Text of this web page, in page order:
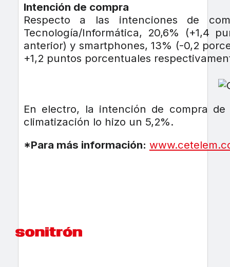
Intención de compra
Respecto a las intenciones de
Tecnología/Informática, 20,6% (+1,4
anterior) y smartphones, 13% (-0,2
+1,2 puntos porcentuales
En electro, la intención de compra
climatización lo hizo un 5,2%.
*Para más información: